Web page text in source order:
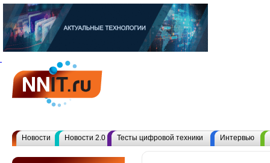
Новости Новости 2.0 Тесты цифровой техники Интервью